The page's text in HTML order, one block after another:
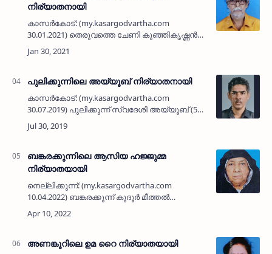
നിര്യാതനായി
കാസർകോട്: (my.kasargodvartha.com
30.01.2021) തെരുവത്തെ ചേണി കുഞ്ഞികൃഷ്ണൻ
(82) നിര്യാതനായി. ഭാര്യ: വാസന്തി. മക്കൾ:
അനിൽകുമാർ, പ്രസന്നൻ (ദിനേശ് ഐസ്ക്രീം
പുലിക്കുന്നിലെ അയ്യൂബ് നിര്യാതനായി
കാസര്‍കോട്: (my.kasargodvartha.com
30.07.2019) പുലിക്കുന്ന് സ്വദേശി അയ്യൂബ് (52)
നിര്യാതനായി. പുലിക്കുന്നിലെ കരീമിന്റെ
മകനാണ്. എറണാകുളം എസ് ആര്‍ എം
ബങ്കരക്കുന്നിലെ ആസിയ ഹജ്ജുമ്മ
നിര്യാതയായി
നെല്ലിക്കുന്ന്: (my.kasargodvartha.com
10.04.2022) ബങ്കരക്കുന്ന് കുദൂർ മീത്തൽ
ഹൗസിലെ ആസിയ ഹജ്ജുമ്മ (90)
നിര്യാതയായി. ഭർത്താവ്: മീത്തൽ
അണങ്കൂറിലെ ഉമ റൈ നിര്യാതയായി